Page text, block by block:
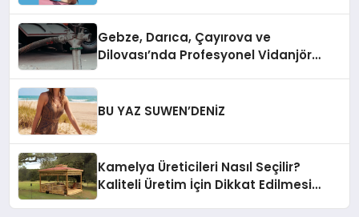
Gebze, Darıca, Çayırova ve
Dilovası’nda Profesyonel Vidanjör
BU YAZ SUWEN’DENİZ
Kamelya Üreticileri Nasıl Seçilir?
Kaliteli Üretim İçin Dikkat Edilmesi